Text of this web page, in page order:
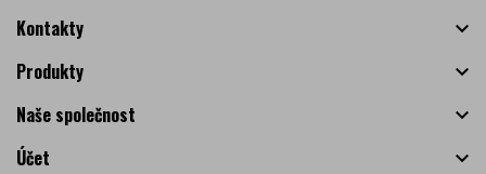
Kontakty

Produkty

Naše společnost

Účet
